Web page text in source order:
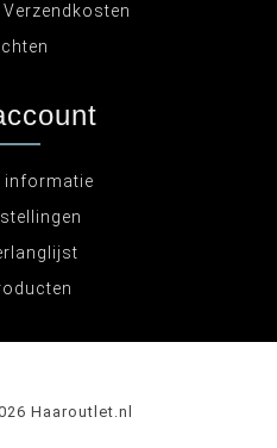
Verzendkosten
informatie
Haaroutlet.nl